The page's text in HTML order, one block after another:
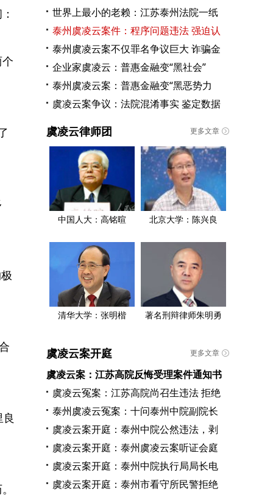
世界上最小的老赖：江苏泰州法院一纸
泰州虞凌云案件：程序问题违法 强迫认
泰州虞凌云案不仅罪名争议巨大 诈骗金
企业家虞凌云：普惠金融变“黑社会”
泰州虞凌云案：普惠金融变“黑恶势力
虞凌云案争议：法院混淆事实 鉴定数据
更多文章
虞凌云律师团
中国人大：高铭暄 北京大学：陈兴良
清华大学：张明楷 著名刑辩律师朱明勇
更多文章
虞凌云案开庭
虞凌云案：江苏高院反悔受理案件通知书
虞凌云冤案：江苏高院尚召生违法 拒绝
泰州虞凌云冤案：十问泰州中院副院长
虞凌云案开庭：泰州中院公然违法，剥
虞凌云案开庭：泰州虞凌云案听证会庭
虞凌云案开庭：泰州中院执行局局长电
虞凌云案开庭：泰州市看守所民警拒绝